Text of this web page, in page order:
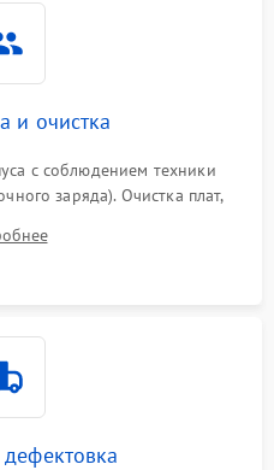
и очистка
с соблюдением техники
заряда). Очистка плат,
перегрева и замыканий.